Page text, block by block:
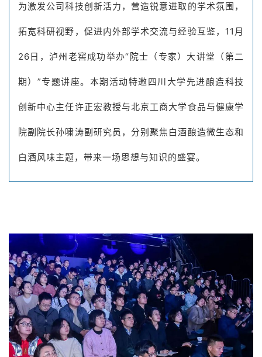
为激发公司科技创新活力，营造锐意进取的学术氛围，
拓宽科研视野，促进内外部学术交流与经验互鉴，11月
26日，泸州老窖成功举办“院士（专家）大讲堂（第二
期）”专题讲座。本期活动特邀四川大学先进酿造科技
创新中心主任许正宏教授与北京工商大学食品与健康学
院副院长孙啸涛副研究员，分别聚焦白酒酿造微生态和
白酒风味主题，带来一场思想与知识的盛宴。